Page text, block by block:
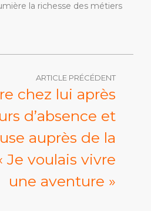
la richesse des métiers
ARTICLE PRÉCÉDENT
chez lui après
d’absence et
auprès de la
Je voulais vivre
une aventure »